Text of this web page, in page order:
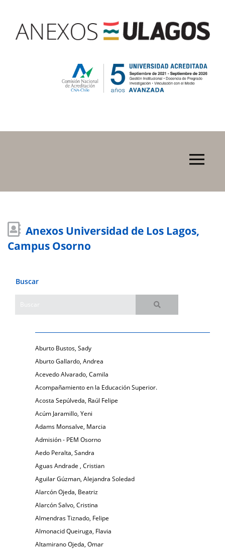
Anexos Universidad de Los Lagos,
Campus Osorno
Buscar
Aburto Bustos, Sady
Aburto Gallardo, Andrea
Acevedo Alvarado, Camila
Acompañamiento en la Educación Superior.
Acosta Sepúlveda, Raúl Felipe
Acúm Jaramillo, Yeni
Adams Monsalve, Marcia
Admisión - PEM Osorno
Aedo Peralta, Sandra
Aguas Andrade , Cristian
Aguilar Gúzman, Alejandra Soledad
Alarcón Ojeda, Beatriz
Alarcón Salvo, Cristina
Almendras Tiznado, Felipe
Almonacid Queiruga, Flavia
Altamirano Ojeda, Omar